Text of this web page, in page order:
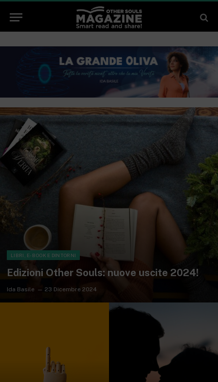
LIBRI, E-BOOK E DINTORNI
Edizioni Other Souls: nuove uscite 2024!
Ida Basile 23 Dicembre 2024